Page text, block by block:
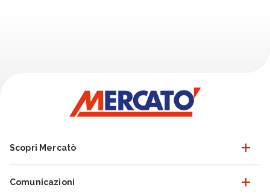
Scopri Mercatò
Comunicazioni